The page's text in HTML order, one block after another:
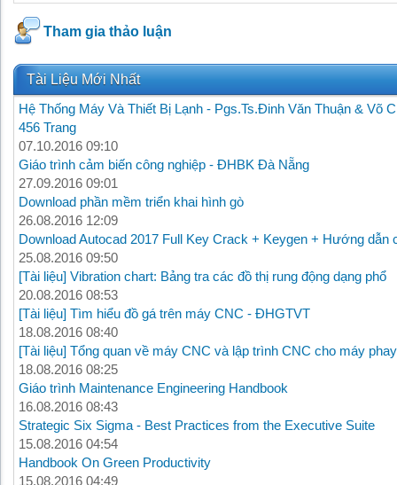
Tham gia thảo luận
Tài Liệu Mới Nhất
Hệ Thống Máy Và Thiết Bị Lạnh - Pgs.Ts.Đinh Văn Thuận & Võ
456 Trang
07.10.2016 09:10
Giáo trình cảm biến công nghiệp - ĐHBK Đà Nẵng
27.09.2016 09:01
Download phần mềm triển khai hình gò
26.08.2016 12:09
Download Autocad 2017 Full Key Crack + Keygen + Hướng dẫn
25.08.2016 09:50
[Tài liệu] Vibration chart: Bảng tra các đồ thị rung động dạng phổ
20.08.2016 08:53
[Tài liệu] Tìm hiểu đồ gá trên máy CNC - ĐHGTVT
18.08.2016 08:40
[Tài liệu] Tổng quan về máy CNC và lập trình CNC cho máy
18.08.2016 08:25
Giáo trình Maintenance Engineering Handbook
16.08.2016 08:43
Strategic Six Sigma - Best Practices from the Executive Suite
15.08.2016 04:54
Handbook On Green Productivity
15.08.2016 04:49